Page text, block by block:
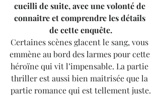
cueilli de suite, avec une volonté de
connaitre et comprendre les détails
de cette enquête.
Certaines scènes glacent le sang, vous
emmène au bord des larmes pour cette
héroïne qui vit l’impensable. La partie
thriller est aussi bien maitrisée que la
partie romance qui est tellement juste.